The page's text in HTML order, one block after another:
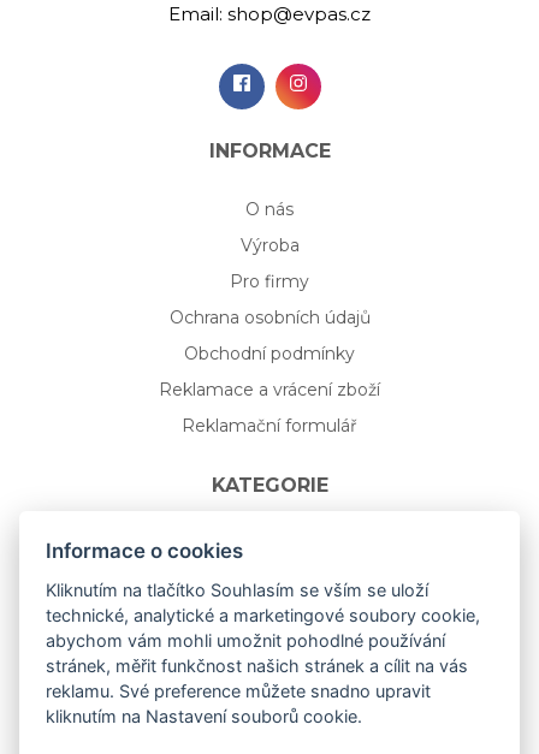
Email: shop@evpas.cz
INFORMACE
O nás
Výroba
Pro firmy
Ochrana osobních údajů
Obchodní podmínky
Reklamace a vrácení zboží
Reklamační formulář
KATEGORIE
Nápojové sklo
Bydlení
Dárkový poukaz na míru
Mystery box
Kolekce
NOVÁ rozkvetlá KOLEKCE 🌸🌼
Informace o cookies
Kliknutím na tlačítko Souhlasím se vším se uloží
technické, analytické a marketingové soubory cookie,
abychom vám mohli umožnit pohodlné používání
stránek, měřit funkčnost našich stránek a cílit na vás
reklamu. Své preference můžete snadno upravit
kliknutím na Nastavení souborů cookie.